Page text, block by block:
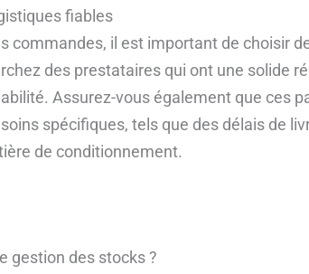
fiables
commandes, il est important de choisir
des prestataires qui ont une solide
Assurez-vous également que ces
spécifiques, tels que des délais de
de conditionnement.
gestion des stocks ?